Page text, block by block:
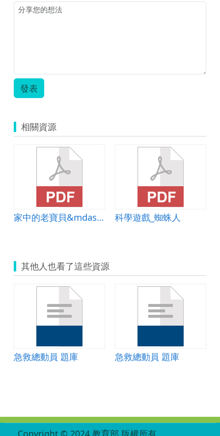
發表
相關資源
家中的老寶貝&mdash;高齡者行的安全 科學遊戲_蜘蛛人
其他人也看了這些資源
急救總動員 題庫 急救總動員 題庫
Copyright © 2024 教育部 版權所有